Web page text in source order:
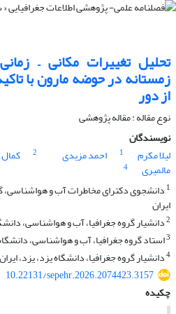
تحلیل تغییرات مکانی –
زمستانه در حوضه مارون با
از دور
نوع مقاله : مقاله پژوهشی
نویسندگان
لیلا مکرم
1 احمد مزیدی 2 کمال
مالمیری
4
1 دانشجوی دکترای مخاطرات آب و هواشناسی،
ایران
2دانشیار گروه جغرافیا، آب و هواشناسی،
3استاد گروه جغرافیا، آب و هواشناسی،
4دانشیار گروه جغرافیا، دانشگاه یزد، یزد، ایران
10.22131/sepehr.2026.2074423.3157
چکیده